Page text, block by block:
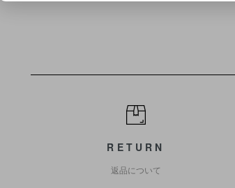
RETURN
返品について